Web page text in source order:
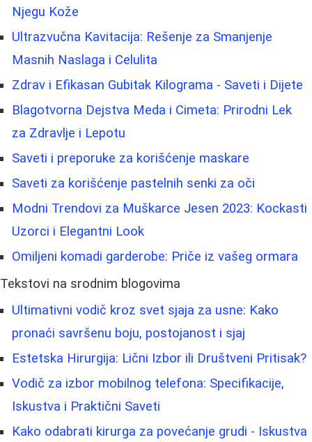
Njegu Kože
Ultrazvučna Kavitacija: Rešenje za Smanjenje
Masnih Naslaga i Celulita
Zdrav i Efikasan Gubitak Kilograma - Saveti i Dijete
Blagotvorna Dejstva Meda i Cimeta: Prirodni Lek
za Zdravlje i Lepotu
Saveti i preporuke za korišćenje maskare
Saveti za korišćenje pastelnih senki za oči
Modni Trendovi za Muškarce Jesen 2023: Kockasti
Uzorci i Elegantni Look
Omiljeni komadi garderobe: Priče iz vašeg ormara
Tekstovi na srodnim blogovima
Ultimativni vodič kroz svet sjaja za usne: Kako
pronaći savršenu boju, postojanost i sjaj
Estetska Hirurgija: Lični Izbor ili Društveni Pritisak?
Vodič za izbor mobilnog telefona: Specifikacije,
Iskustva i Praktični Saveti
Kako odabrati kirurga za povećanje grudi - Iskustva